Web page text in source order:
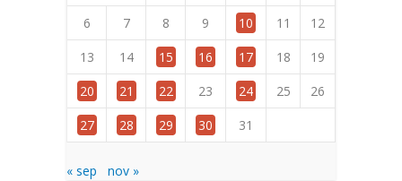
6
7 8 9 10 11
12
13
14 15 16 17 18
19
20
21 22 23 24 25
26
27
28 29 30 31
« sep nov »